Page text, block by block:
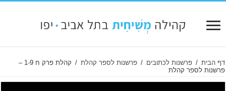
דף הבית / פרשנות לכתובים / פרשנות לספר קהלת /
קהלת פרק ח 1-9 –
פרשנות לספר קהלת